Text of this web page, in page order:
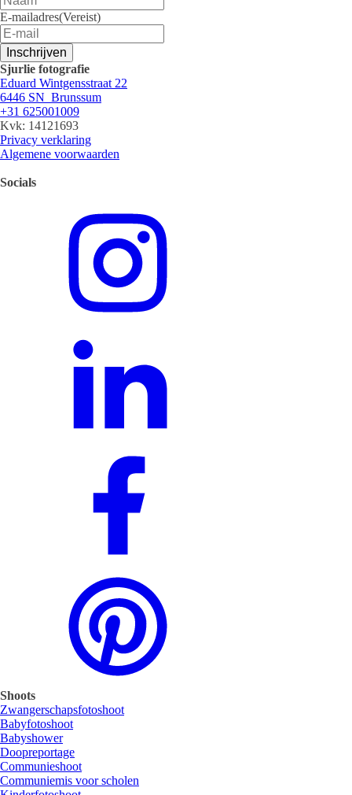
E-mailadres(Vereist)
Inschrijven
Sjurlie fotografie
Eduard Wintgensstraat 22
6446 SN Brunssum
+31 625001009
Kvk: 14121693
Privacy verklaring
Algemene voorwaarden
Socials
Shoots
Zwangerschapsfotoshoot
Babyfotoshoot
Babyshower
Doopreportage
Communieshoot
Communiemis voor scholen